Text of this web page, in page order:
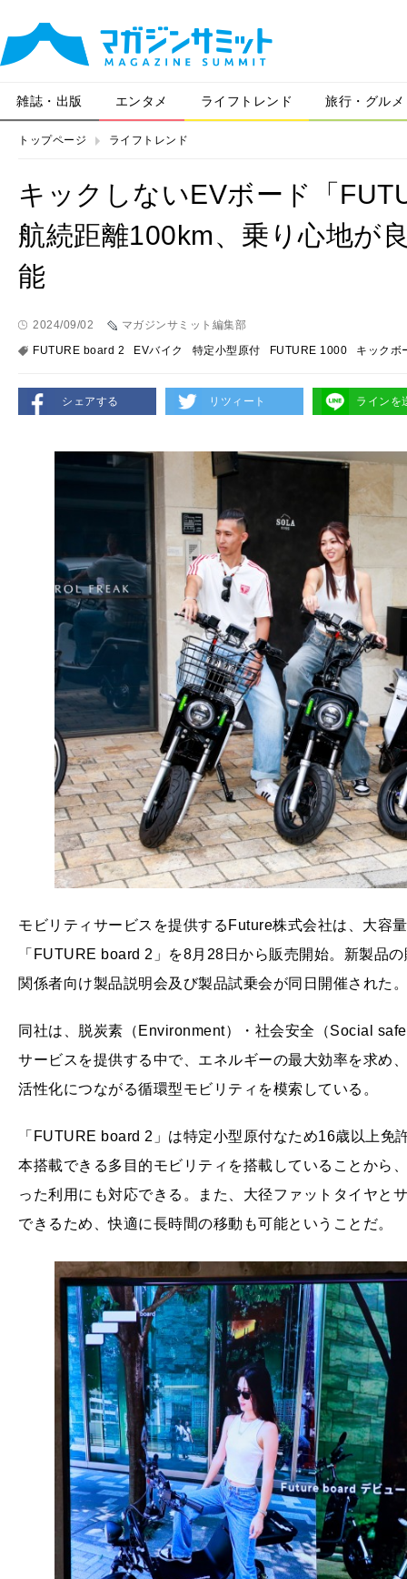
雑誌・出版 エンタメ ライフトレンド 旅行・グルメ
トップページ ライフトレンド
キックしないEVボード「
航続距離100km、乗り心地が
能
2024/09/02
マガジンサミット編集部
FUTURE board 2
EVバイク 特定小型原付 FUTURE 1000 キックボ
シェアする リツィート ラインを
モビリティサービスを提供するFuture株式会社は、大容
「FUTURE board 2」を8⽉28日から販売開始。新製品
関係者向け製品説明会及び製品試乗会が同日開催された。
同社は、脱炭素（Environment）・社会安全（Social
サービスを提供する中で、エネルギーの最大効率を求め
活性化につながる循環型モビリティを模索している。
「FUTURE board 2」は特定小型原付なため16歳以上
本搭載できる多目的モビリティを搭載していることから
った利用にも対応できる。また、大径ファットタイヤと
できるため、快適に長時間の移動も可能ということだ。